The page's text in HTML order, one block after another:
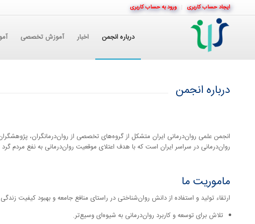
ایجاد حساب کاربری ورود به حساب کاربری
درباره انجمن اخبار آموزش تخصصی
درباره انجمن
انجمن علمی روان‌درمانی ایران متشکل از گروه‌های تخصصی از روان‌درمانگران،
روان‌درمانی در سراسر ایران است که با هدف اعتلای موقعیت روان‌درمانی به نفع مردم
ماموریت ما
ارتقاء تولید و استفاده از دانش روان‌شناختی در راستای منافع جامعه و بهبود کیفیت
تلاش برای توسعه و کاربرد روان‌درمانی به شیوه‌ای وسیع‌تر.